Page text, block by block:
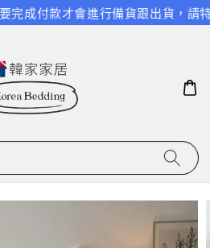
付款才會進行備貨跟出貨，請特別